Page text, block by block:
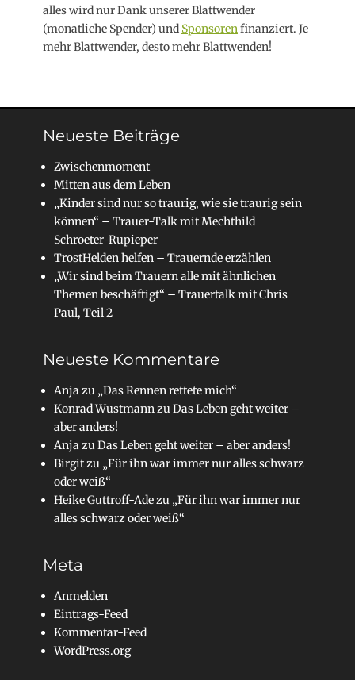
alles wird nur Dank unserer Blattwender
(monatliche Spender) und Sponsorenfinanziert. Je
mehr Blattwender, desto mehr Blattwenden!
Neueste Beiträge
Zwischenmoment
Mitten aus dem Leben
„Kinder sind nur so traurig, wie sie traurig sein
können“ – Trauer-Talk mit Mechthild
Schroeter-Rupieper
TrostHelden helfen – Trauernde erzählen
„Wir sind beim Trauern alle mit ähnlichen
Themen beschäftigt“ – Trauertalk mit Chris
Paul, Teil 2
Neueste Kommentare
Anjazu „Das Rennen rettete mich“
Konrad WustmannzuDas Leben geht weiter –
aber anders!
AnjazuDas Leben geht weiter – aber anders!
Birgitzu „Für ihn war immer nur alles schwarz
oder weiß“
Heike Guttroff-Adezu „Für ihn war immer nur
alles schwarz oder weiß“
Meta
Anmelden
Eintrags-Feed
Kommentar-Feed
WordPress.org